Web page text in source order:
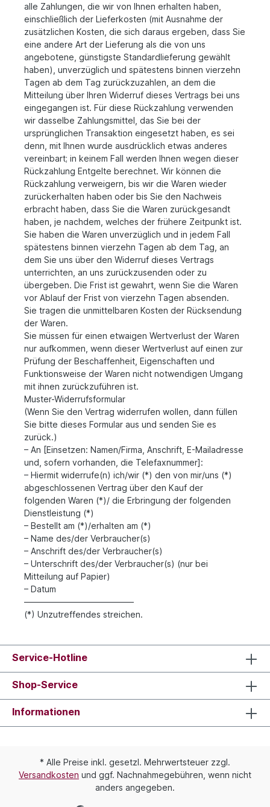
alle Zahlungen, die wir von Ihnen erhalten haben,
einschließlich der Lieferkosten (mit Ausnahme der
zusätzlichen Kosten, die sich daraus ergeben, dass Sie
eine andere Art der Lieferung als die von uns
angebotene, günstigste Standardlieferung gewählt
haben), unverzüglich und spätestens binnen vierzehn
Tagen ab dem Tag zurückzuzahlen, an dem die
Mitteilung über Ihren Widerruf dieses Vertrags bei uns
eingegangen ist. Für diese Rückzahlung verwenden
wir dasselbe Zahlungsmittel, das Sie bei der
ursprünglichen Transaktion eingesetzt haben, es sei
denn, mit Ihnen wurde ausdrücklich etwas anderes
vereinbart; in keinem Fall werden Ihnen wegen dieser
Rückzahlung Entgelte berechnet. Wir können die
Rückzahlung verweigern, bis wir die Waren wieder
zurückerhalten haben oder bis Sie den Nachweis
erbracht haben, dass Sie die Waren zurückgesandt
haben, je nachdem, welches der frühere Zeitpunkt ist.
Sie haben die Waren unverzüglich und in jedem Fall
spätestens binnen vierzehn Tagen ab dem Tag, an
dem Sie uns über den Widerruf dieses Vertrags
unterrichten, an uns zurückzusenden oder zu
übergeben. Die Frist ist gewahrt, wenn Sie die Waren
vor Ablauf der Frist von vierzehn Tagen absenden.
Sie tragen die unmittelbaren Kosten der Rücksendung
der Waren.
Sie müssen für einen etwaigen Wertverlust der Waren
nur aufkommen, wenn dieser Wertverlust auf einen zur
Prüfung der Beschaffenheit, Eigenschaften und
Funktionsweise der Waren nicht notwendigen Umgang
mit ihnen zurückzuführen ist.
Muster-Widerrufsformular
(Wenn Sie den Vertrag widerrufen wollen, dann füllen
Sie bitte dieses Formular aus und senden Sie es
zurück.)
– An [Einsetzen: Namen/Firma, Anschrift, E-Mailadresse
und, sofern vorhanden, die Telefaxnummer]:
– Hiermit widerrufe(n) ich/wir (*) den von mir/uns (*)
abgeschlossenen Vertrag über den Kauf der
folgenden Waren (*)/ die Erbringung der folgenden
Dienstleistung (*)
– Bestellt am (*)/erhalten am (*)
– Name des/der Verbraucher(s)
– Anschrift des/der Verbraucher(s)
– Unterschrift des/der Verbraucher(s) (nur bei
Mitteilung auf Papier)
– Datum
—————————————
(*) Unzutreffendes streichen.
Service-Hotline
Shop-Service
Informationen
* Alle Preise inkl. gesetzl. Mehrwertsteuer zzgl.
Versandkosten und ggf. Nachnahmegebühren, wenn nicht
anders angegeben.